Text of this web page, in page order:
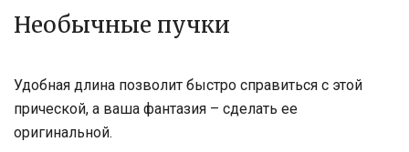
Необычные пучки
Удобная длина позволит быстро справиться с этой
прической, а ваша фантазия – сделать ее
оригинальной.